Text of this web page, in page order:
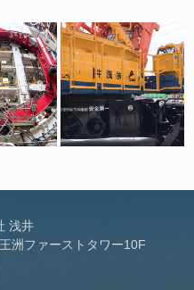
浅井
洲ファーストタワー10F